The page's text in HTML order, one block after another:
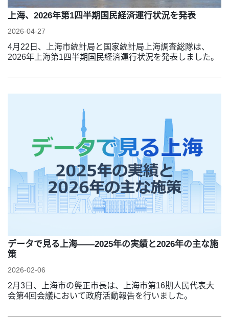
上海、2026年第1四半期国民経済運行状況を発表
2026-04-27
4月22日、上海市統計局と国家統計局上海調査総隊は、
2026年上海第1四半期国民経済運行状況を発表しました。
データで見る上海――2025年の実績と2026年の主な施
策
2026-02-06
2月3日、上海市の龔正市長は、上海市第16期人民代表大
会第4回会議において政府活動報告を行いました。